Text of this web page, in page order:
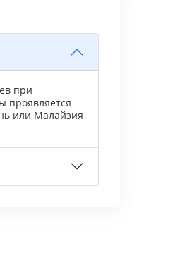
при
проявляется
или Малайзия